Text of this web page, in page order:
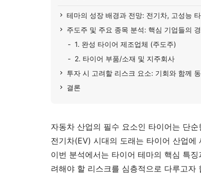
테마의 성장 배경과 전망: 전기차, 고성능
주도주 및 주요 종목 분석: 핵심 기업들의
1. 완성 타이어 제조업체 (주도주)
2. 타이어 부품/소재 및 지주회사
투자 시 고려할 리스크 요소: 기회와 함께
결론
자동차 산업의 필수 요소인 타이어는 단
전기차(EV) 시대의 도래는 타이어 산업
이번 분석에서는 타이어 테마의 핵심 특
려해야 할 리스크를 심층적으로 다루고자